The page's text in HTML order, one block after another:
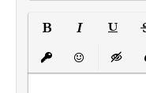
Полужирный
Курсив
Вставить